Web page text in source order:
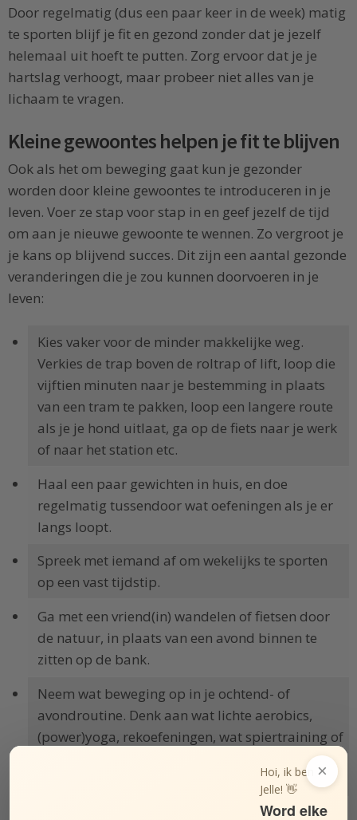
Door regelmatig (dus een paar keer in de week) matig
te sporten blijf je fit en gezond zonder dat je jezelf
helemaal uit hoeft te putten. Zorg ervoor dat je je
hartslag verhoogt, maar probeer niet alles van je
lichaam te vragen.
Kleine gewoontes helpen je fit te blijven
Ook als het om beweging gaat kun je gezonder
worden door kleine gewoontes te introduceren in je
leven. Voer ze stap voor stap in en geef jezelf de tijd
om aan je nieuwe gewoonte te wennen. Zo vergroot je
je kans op blijvend succes. Dit zijn een aantal gezonde
veranderingen die je zou kunnen doorvoeren in je
leven:
Kies vaker voor de minder makkelijke weg.
Verkies de trap boven de roltrap of lift, loop die
vijftien minuten naar je bestemming in plaats
van een tram te pakken, loop een langere route
als je je hond uitlaat, ga op de fiets naar je werk
of naar het station etc.
Haal een paar gewichten in huis, en doe
regelmatig tussendoor wat oefeningen als je er
langs loopt.
Spreek met iemand af om wekelijks te sporten
op een vast tijdstip.
Ga met een vriend(in) wandelen of fietsen door
de natuur, in plaats van een avond binnen te
zitten op de bank.
Neem wat beweging op in je ochtend- of
avondroutine. Denk aan wat lichte aerobics,
(power)yoga, rekoefeningen, wat spiertraining of
doe bijvoorbeeld iedere avond een halfuurtje
×
Hoi, ik ben
Jelle! 👋
Word elke